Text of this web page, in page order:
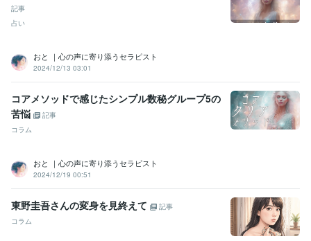
ライフスタイル・その他 / スタイリスト
受賞歴
チョットした出会いで、人生は好転する！
波動干渉と口癖共振実験
資格・検定
整体師 取得年 : 2005年
家族療法カウンセラー 取得年 : 2011年
記事
占い
おと ｜心の声に寄り添うセラピスト
2024/12/13 03:01
コアメソッドで感じたシンプル数秘グループ5の
苦悩
記事
コラム
おと ｜心の声に寄り添うセラピスト
2024/12/19 00:51
東野圭吾さんの変身を見終えて
記事
コラム